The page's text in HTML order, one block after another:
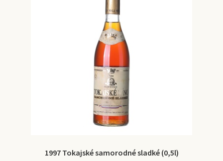
1997 Tokajské samorodné sladké (0,5l)